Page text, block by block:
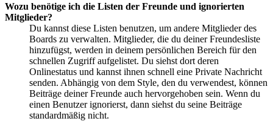
Wozu benötige ich die Listen der Freunde und ignorierten
Mitglieder?
Du kannst diese Listen benutzen, um andere Mitglieder des
Boards zu verwalten. Mitglieder, die du deiner Freundesliste
hinzufügst, werden in deinem persönlichen Bereich für den
schnellen Zugriff aufgelistet. Du siehst dort deren
Onlinestatus und kannst ihnen schnell eine Private Nachricht
senden. Abhängig von dem Style, den du verwendest, können
Beiträge deiner Freunde auch hervorgehoben sein. Wenn du
einen Benutzer ignorierst, dann siehst du seine Beiträge
standardmäßig nicht.